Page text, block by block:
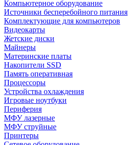
Компьютерное оборудование
Источники бесперебойного питания
Комплектующие для компьютеров
Видеокарты
Жетские диски
Майнеры
Материнские платы
Накопители SSD
Память оперативная
Процессоры
Устройства охлаждения
Игровые ноутбуки
Периферия
МФУ лазерные
МФУ струйные
Принтеры